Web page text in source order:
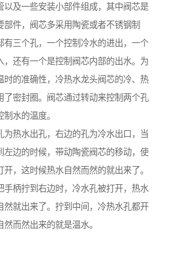
以及一些安装小部件组成，其中阀芯是
部件，阀芯多采用陶瓷或者不锈钢制
有三个孔，一个控制冷水的进出，一个
，还有一个是控制阀芯内部的出水。为
时的准确性，冷热水龙头阀芯的冷、热
了密封圈。阀芯通过转动来控制两个孔
水的温度。
为热水出孔，右边的孔为冷水出口，当
左边的时候，带动陶瓷阀芯的移动，使
开，这时候热水自然而然的就出来了。
手柄拧到右边时，冷水孔被打开，热水
然就出来了。拧到中间，冷热水孔都开
而然出来的就是温水。